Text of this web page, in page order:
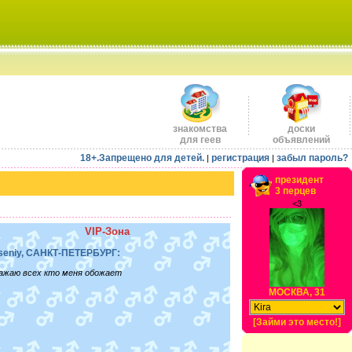
знакомства
для геев
доски
объявлений
18+.Запрещено для детей. | регистрация | забыл пароль?
VIP-Зона
САНКТ-ПЕТЕРБУРГ:
всех кто меня обожает
президент
3 перцев
<3
МОСКВА, 31
[Займи это место!]